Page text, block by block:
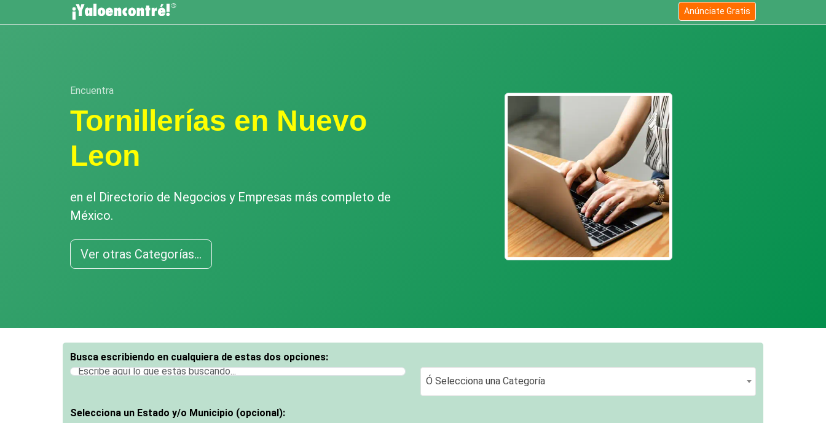
Anúnciate Gratis
Encuentra
Tornillerías en Nuevo
Leon
en el Directorio de Negocios y Empresas más completo de
México.
Ver otras Categorías...
Busca escribiendo en cualquiera de estas dos opciones:
Ó Selecciona una Categoría
Ó Selecciona una Categoría
Selecciona un Estado y/o Municipio (opcional):